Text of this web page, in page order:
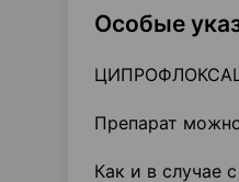
Особые
Препарат
Как и в случае